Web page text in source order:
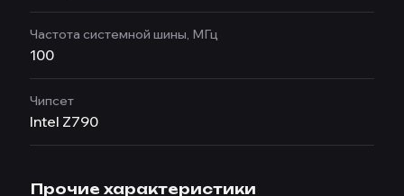
Частота системной шины, МГц
100
Чипсет
Intel Z790
Прочие характеристики